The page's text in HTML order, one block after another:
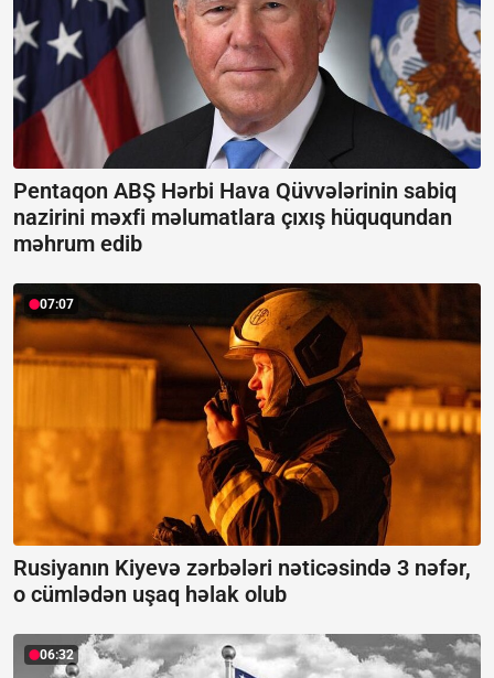
Pentaqon ABŞ Hərbi Hava Qüvvələrinin sabiq
nazirini məxfi məlumatlara çıxış hüququndan
məhrum edib
07:07
Rusiyanın Kiyevə zərbələri nəticəsində 3 nəfər,
o cümlədən uşaq həlak olub
06:32